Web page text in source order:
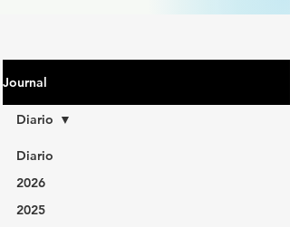
Journal
Diario
2026
2025
Diario